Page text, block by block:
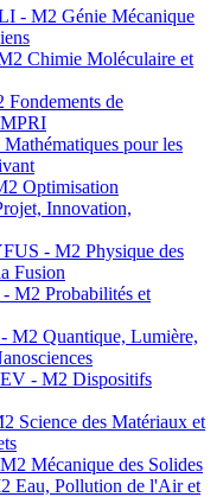
- M2 Génie Mécanique
Chimie Moléculaire et
de
pour les
Optimisation
Innovation,
- M2 Physique des
Fusion
M2 Probabilités et
M2 Quantique, Lumière,
- M2 Dispositifs
Science des Matériaux et
Mécanique des Solides
Eau, Pollution de l'Air et